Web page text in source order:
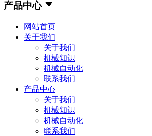
产品中心
网站首页
关于我们
关于我们
机械知识
机械自动化
联系我们
产品中心
关于我们
机械知识
机械自动化
联系我们